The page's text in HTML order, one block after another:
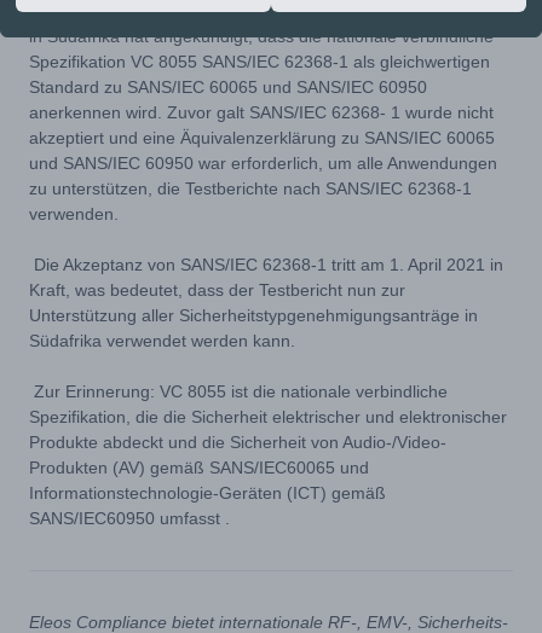
Die National Regulatory for Compulsory Specifications (NRCS)
in Südafrika hat angekündigt, dass die nationale verbindliche
Spezifikation VC 8055 SANS/IEC 62368-1 als gleichwertigen
Standard zu SANS/IEC 60065 und SANS/IEC 60950
anerkennen wird. Zuvor galt SANS/IEC 62368- 1 wurde nicht
akzeptiert und eine Äquivalenzerklärung zu SANS/IEC 60065
und SANS/IEC 60950 war erforderlich, um alle Anwendungen
zu unterstützen, die Testberichte nach SANS/IEC 62368-1
verwenden.
Die Akzeptanz von SANS/IEC 62368-1 tritt am 1. April 2021 in
Kraft, was bedeutet, dass der Testbericht nun zur
Unterstützung aller Sicherheitstypgenehmigungsanträge in
Südafrika verwendet werden kann.
Zur Erinnerung: VC 8055 ist die nationale verbindliche
Spezifikation, die die Sicherheit elektrischer und elektronischer
Produkte abdeckt und die Sicherheit von Audio-/Video-
Produkten (AV) gemäß SANS/IEC60065 und
Informationstechnologie-Geräten (ICT) gemäß
SANS/IEC60950 umfasst .
Eleos Compliance bietet internationale RF-, EMV-, Sicherheits-